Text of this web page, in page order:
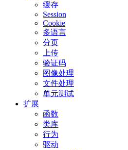
缓存
Session
Cookie
多语言
分页
上传
验证码
图像处理
文件处理
单元测试
扩展
函数
类库
行为
驱动